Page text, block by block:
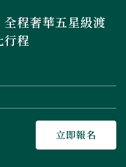
程奢華五星級渡
程
立即報名